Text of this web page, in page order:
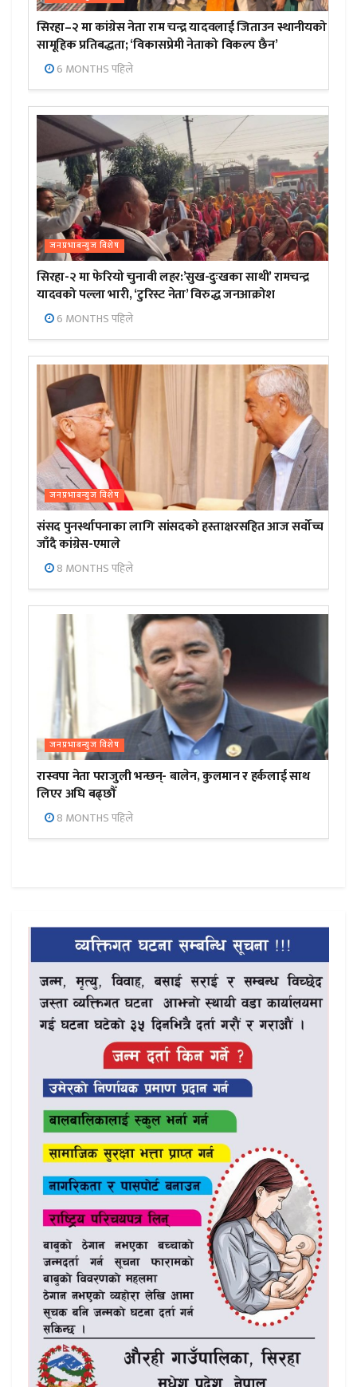
सिरहा–२ मा कांग्रेस नेता राम चन्द्र यादवलाई जिताउन स्थानीयको
सामूहिक प्रतिबद्धता; ‘विकासप्रेमी नेताको विकल्प छैन’
6 MONTHS पहिले
जनप्रभाबन्युज विशेष
सिरहा-२ मा फेरियो चुनावी लहर:’सुख-दुःखका साथी’ रामचन्द्र
यादवको पल्ला भारी, ‘टुरिस्ट नेता’ विरुद्ध जनआक्रोश
6 MONTHS पहिले
जनप्रभाबन्युज विशेष
संसद पुनर्स्थापनाका लागि सांसदको हस्ताक्षरसहित आज सर्वोच्च
जाँदै कांग्रेस-एमाले
8 MONTHS पहिले
जनप्रभाबन्युज विशेष
रास्वपा नेता पराजुली भन्छन्- बालेन, कुलमान र हर्कलाई साथ
लिएर अघि बढ्छौँ
8 MONTHS पहिले